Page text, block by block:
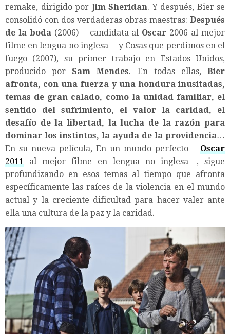
remake, dirigido por Jim Sheridan. Y después, Bier se
consolidó con dos verdaderas obras maestras: Después
de la boda(2006) —candidata al Oscar 2006 al mejor
filme en lengua no inglesa— y Cosas que perdimos en el
fuego (2007), su primer trabajo en Estados Unidos,
producido porSam Mendes. En todas ellas,Bier
afronta, con una fuerza y una hondura inusitadas,
temas de gran calado, como la unidad familiar, el
sentido del sufrimiento, el valor la caridad, el
desafío de la libertad, la lucha de la razón para
dominar los instintos, la ayuda de la providencia…
En su nueva película, En un mundo perfecto —Oscar
2011 al mejor filme en lengua no inglesa—, sigue
profundizando en esos temas al tiempo que afronta
específicamente las raíces de la violencia en el mundo
actual y la creciente dificultad para hacer valer ante
ella una cultura de la paz y la caridad.